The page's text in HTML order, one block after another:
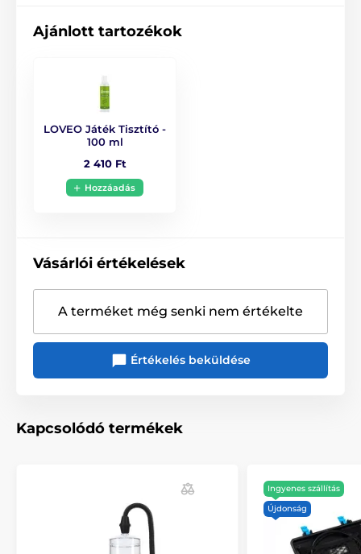
Ajánlott tartozékok
LOVEO Játék Tisztító -
100 ml
2 410 Ft
Hozzáadás
Vásárlói értékelések
A terméket még senki nem értékelte
Értékelés beküldése
Kapcsolódó termékek
Ingyenes szállítás
Újdonság